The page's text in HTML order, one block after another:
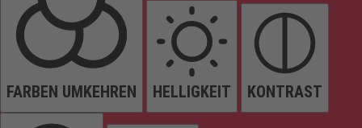
FARBEN UMKEHREN HELLIGKEIT KONTRAST